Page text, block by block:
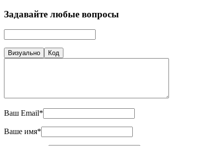
Задавайте любые вопросы
Визуально Код
Ваш Email*
Ваше имя*